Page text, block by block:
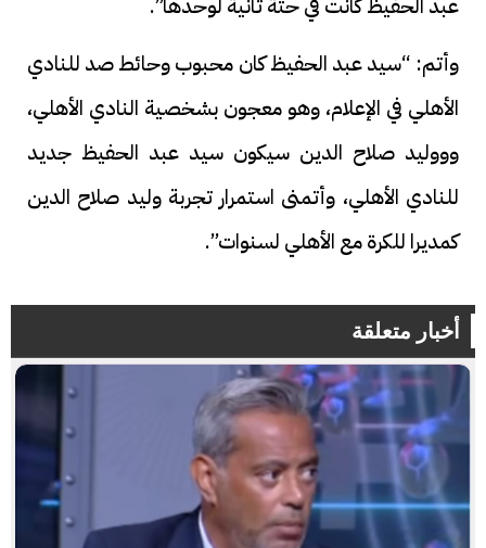
وأتم: “سيد عبد الحفيظ كان محبوب وحائط صد للنادي
الأهلي في الإعلام، وهو معجون بشخصية النادي الأهلي،
وووليد صلاح الدين سيكون سيد عبد الحفيظ جديد
للنادي الأهلي، وأتمنى استمرار تجربة وليد صلاح الدين
كمديرا للكرة مع الأهلي لسنوات”.
أخبار متعلقة